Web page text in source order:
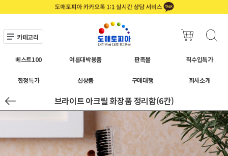
카테고리
베스트100 여름대박용품 판촉물 직수입특가
한정특가 신상품 구매대행 회사소개
브라이트 아크릴 화장품 정리함(6칸)